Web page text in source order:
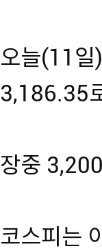
오늘(11일
3,186.35
장중
코스피는